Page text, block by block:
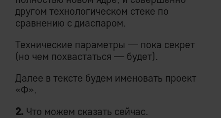
другом технологическом стеке по
сравнению с диаспаром.
Технические параметры — пока секрет
(но чем похвастаться — будет).
Далее в тексте будем именовать проект
«Ф».
2. Что можем сказать сейчас.